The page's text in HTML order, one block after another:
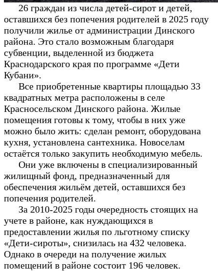
26 граждан из числа детей-сирот и детей,
оставшихся без попечения родителей в 2025 году
получили жилье от администрации Динского
района. Это стало возможным благодаря
субвенции, выделенной из бюджета
Краснодарского края по программе «Дети
Кубани».
Все приобретенные квартиры площадью 33
квадратных метра расположены в селе
Красносельском Динского района. Жилые
помещения готовы к тому, чтобы в них уже
можно было жить: сделан ремонт, оборудована
кухня, установлена сантехника. Новоселам
остаётся только закупить необходимую мебель.
Они уже включены в специализированный
жилищный фонд, предназначенный для
обеспечения жильём детей, оставшихся без
попечения родителей.
За 2010-2025 годы очередность стоящих на
учете в районе, как нуждающихся в
предоставлении жилья по льготному списку
«Дети-сироты», снизилась на 432 человека.
Однако в очереди на получение жилых
помещений в районе состоит 196 человек.